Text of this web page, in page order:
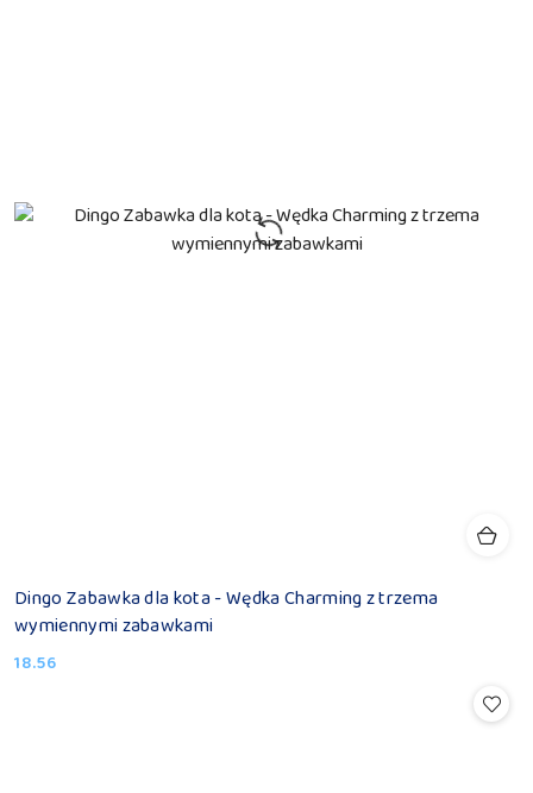
Dingo Zabawka dla kota - Wędka Charming z trzema
wymiennymi zabawkami
Cena:
18.56